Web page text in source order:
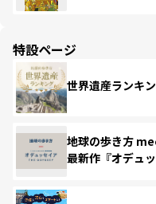
特設ページ
世界遺産ランキ
地球の歩き方
最新作『オデュッ